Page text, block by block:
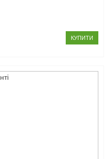
КУПИТИ